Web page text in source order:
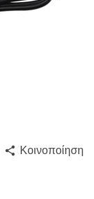
Κοινοποίηση